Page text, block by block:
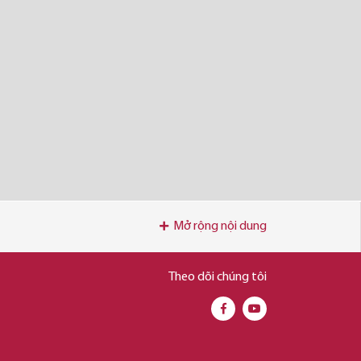
Mở rộng nội dung
Theo dõi chúng tôi